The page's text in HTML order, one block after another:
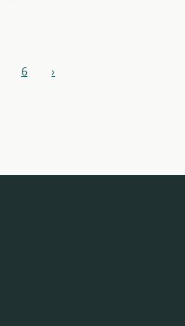
6 next
›